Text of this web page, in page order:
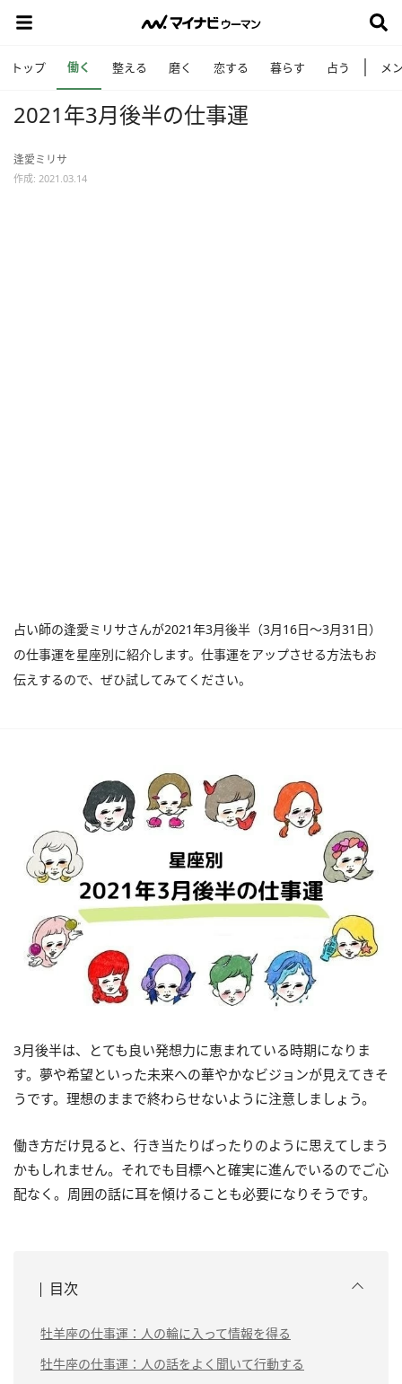
トップ 働く 整える 磨く 恋する 暮らす 占う メ
2021年3月後半の仕事運
逢愛ミリサ
作成: 2021.03.14
占い師の逢愛ミリサさんが2021年3月後半（3月16日～3月31日）
の仕事運を星座別に紹介します。仕事運をアップさせる方法もお
伝えするので、ぜひ試してみてください。
3月後半は、とても良い発想力に恵まれている時期になりま
す。夢や希望といった未来への華やかなビジョンが見えてきそ
うです。理想のままで終わらせないように注意しましょう。
働き方だけ見ると、行き当たりばったりのように思えてしまう
かもしれません。それでも目標へと確実に進んでいるのでご心
配なく。周囲の話に耳を傾けることも必要になりそうです。
目次
牡羊座の仕事運：人の輪に入って情報を得る
牡牛座の仕事運：人の話をよく聞いて行動する